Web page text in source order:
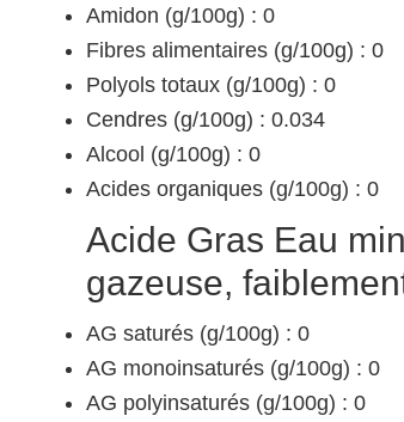
Amidon (g/100g) : 0
Fibres alimentaires (g/100g) : 0
Polyols totaux (g/100g) : 0
Cendres (g/100g) : 0.034
Alcool (g/100g) : 0
Acides organiques (g/100g) : 0
Acide Gras Eau
gazeuse,
AG saturés (g/100g) : 0
AG monoinsaturés (g/100g) : 0
AG polyinsaturés (g/100g) : 0